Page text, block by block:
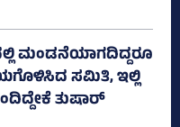
ಮಂಡನೆಯಾಗದಿದ್ದರೂ
ಸಮಿತಿ, ಇಲ್ಲಿ
ತುಷಾರ್